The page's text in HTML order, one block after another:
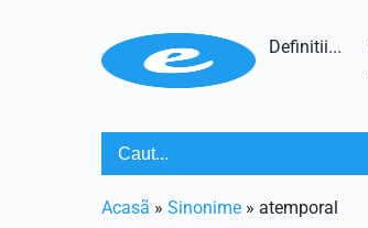
Definitii...
Acasã » Sinonime » atemporal